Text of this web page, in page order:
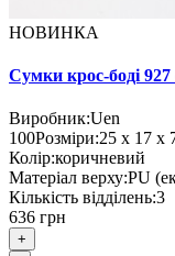
НОВИНКА
Сумки крос-боді 927
Виробник:Uen
100Розміри:25 х 17 х
Колір:коричневий
Матеріал верху:PU
Кількість відділень:3
636 грн
+